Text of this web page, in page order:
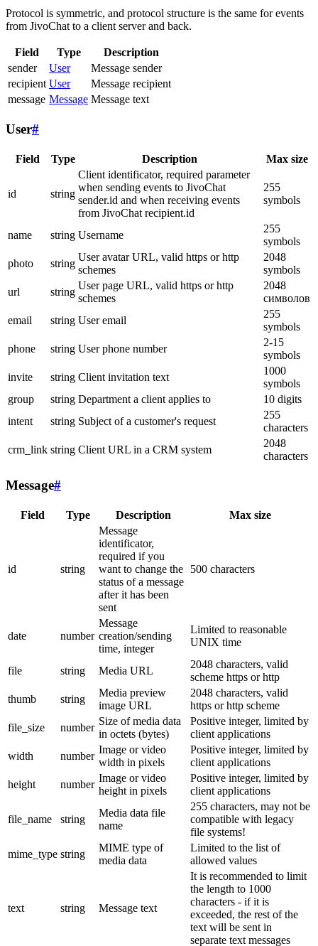
Protocol is symmetric, and protocol structure is the same for events
from JivoChat to a client server and back.
Field Type
Description
sender
User
Message sender
recipient User
Message recipient
message Message Message text
User#
Field Type Description Max size
id string
Client identificator, required parameter
when sending events to JivoChat
sender.id and when receiving events
from JivoChat recipient.id
255
symbols
name string Username
255
symbols
photo
string
User avatar URL, valid https or http
schemes
2048
symbols
url
string
User page URL, valid https or http
schemes
2048
символов
email
string User email
255
symbols
phone
string User phone number
2-15
symbols
invite
string Client invitation text
1000
symbols
group
string Department a client applies to
10 digits
intent
string Subject of a customer's request
255
characters
crm_link string Client URL in a CRM system
2048
characters
Message#
Field Type Description Max size
id string
Message
identificator,
required if you
want to change the
status of a message
after it has been
sent
500 characters
date number
Message
creation/sending
time, integer
Limited to reasonable
UNIX time
file string Media URL
2048 characters, valid
scheme https or http
thumb
string
Media preview
image URL
2048 characters, valid
https or http scheme
file_size
number
Size of media data
in octets (bytes)
Positive integer, limited by
client applications
width
number
Image or video
width in pixels
Positive integer, limited by
client applications
height
number
Image or video
height in pixels
Positive integer, limited by
client applications
file_name string
Media data file
name
255 characters, may not be
compatible with legacy
file systems!
mime_type string
MIME type of
media data
Limited to the list of
allowed values
text string Message text
It is recommended to limit
the length to 1000
characters - if it is
exceeded, the rest of the
text will be sent in
separate text messages